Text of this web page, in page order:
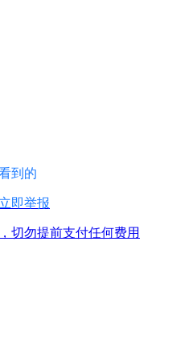
到的
即举报
切勿提前支付任何费用